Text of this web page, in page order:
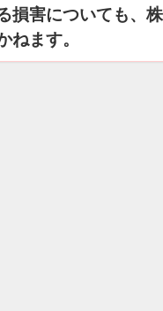
損害についても、
ねます。